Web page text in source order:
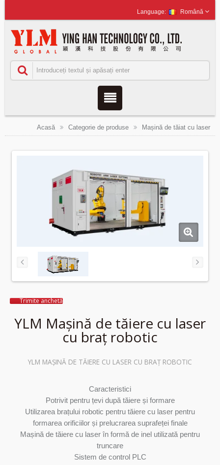
Română
Acasă Categorie de produse Mașină de tăiat cu laser
Trimite anchetă
YLM Mașină de tăiere cu laser
cu braț robotic
YLM MAȘINĂ DE TĂIERE CU LASER CU BRAȚ ROBOTIC
Caracteristici
Potrivit pentru țevi după tăiere și formare
Utilizarea brațului robotic pentru tăiere cu laser pentru
formarea orificiilor și prelucrarea suprafeței finale
Mașină de tăiere cu laser în formă de inel utilizată pentru
truncare
Sistem de control PLC